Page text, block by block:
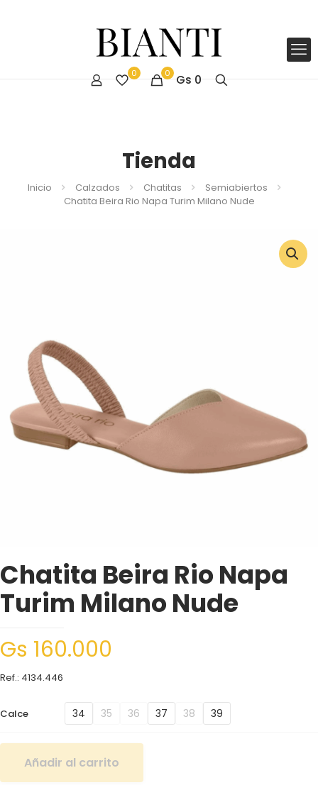
0 0 Gs 0
Tienda
Inicio Calzados Chatitas
Semiabiertos
Chatita Beira Rio Napa Turim Milano Nude
Chatita Beira Rio Napa
Turim Milano Nude
Gs 160.000
Ref.: 4134.446
Calce 34 35 36 37 38 39
Añadir al carrito